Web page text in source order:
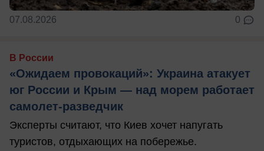
07.08.2026 0
В России
«Ожидаем провокаций»: Украина атакует
юг России и Крым — над морем работает
самолет-разведчик
Эксперты считают, что Киев хочет напугать
туристов, отдыхающих на побережье.